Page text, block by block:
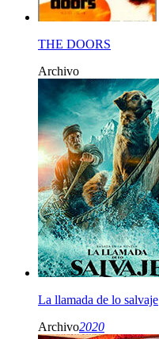
THE DOORS
Archivo
La llamada de lo salvaje
Archivo2020